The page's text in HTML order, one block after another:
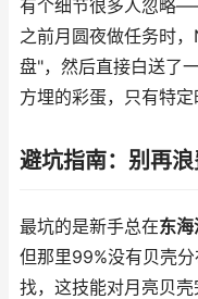
有个细节很多人忽略
之前月圆夜做任务时
盘"，然后直接白送了
方埋的彩蛋，只有特定
避坑指南：别再
最坑的是新手总在东
但那里99%没有贝壳
找，这技能对月亮贝